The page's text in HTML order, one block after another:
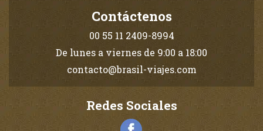
Contáctenos
00 55 11 2409-8994
De lunes a viernes de 9:00 a 18:00
contacto@brasil-viajes.com
Redes Sociales